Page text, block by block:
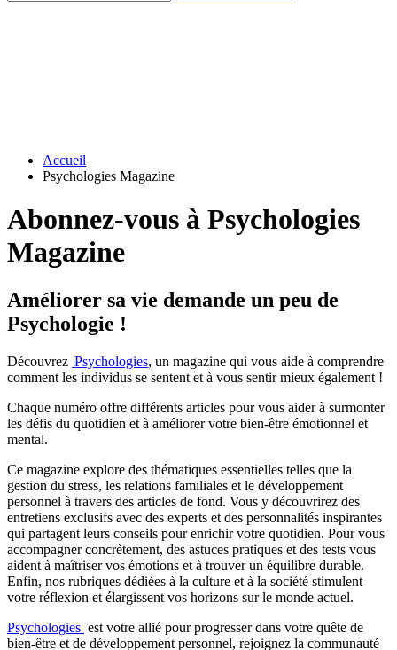
Accueil
Psychologies Magazine
Abonnez-vous à Psychologies
Magazine
Améliorer sa vie demande un peu de
Psychologie !
Découvrez Psychologies, un magazine qui vous aide à comprendre
comment les individus se sentent et à vous sentir mieux également !
Chaque numéro offre différents articles pour vous aider à surmonter
les défis du quotidien et à améliorer votre bien-être émotionnel et
mental.
Ce magazine explore des thématiques essentielles telles que la
gestion du stress, les relations familiales et le développement
personnel à travers des articles de fond. Vous y découvrirez des
entretiens exclusifs avec des experts et des personnalités inspirantes
qui partagent leurs conseils pour enrichir votre quotidien. Pour vous
accompagner concrètement, des astuces pratiques et des tests vous
aident à maîtriser vos émotions et à trouver un équilibre durable.
Enfin, nos rubriques dédiées à la culture et à la société stimulent
votre réflexion et élargissent vos horizons sur le monde actuel.
Psychologies est votre allié pour progresser dans votre quête de
bien-être et de développement personnel, rejoignez la communauté